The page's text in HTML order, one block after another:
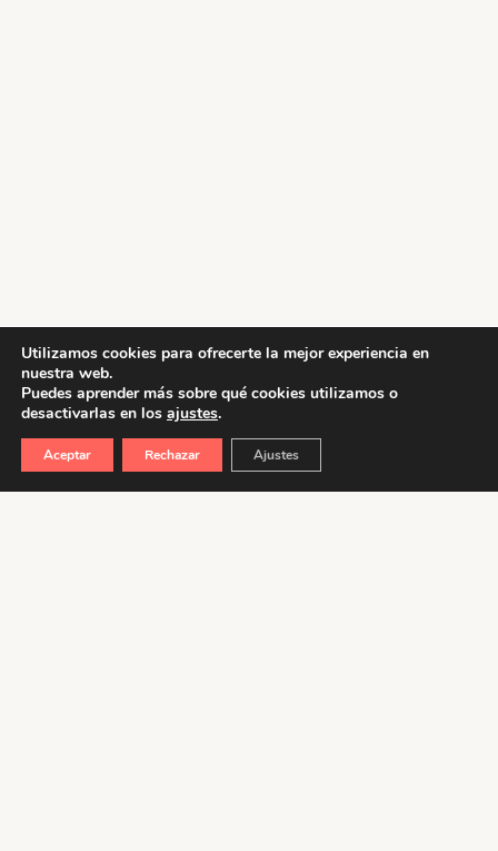
Utilizamos cookies para ofrecerte la mejor experiencia en
nuestra web.
Puedes aprender más sobre qué cookies utilizamos o
desactivarlas en los ajustes.
Aceptar Rechazar Ajustes